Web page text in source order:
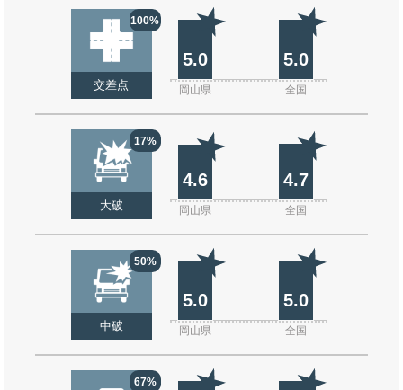
100%
交差点
5.0 5.0
岡山県 全国
17%
大破
4.6 4.7
岡山県 全国
50%
中破
5.0 5.0
岡山県 全国
67%